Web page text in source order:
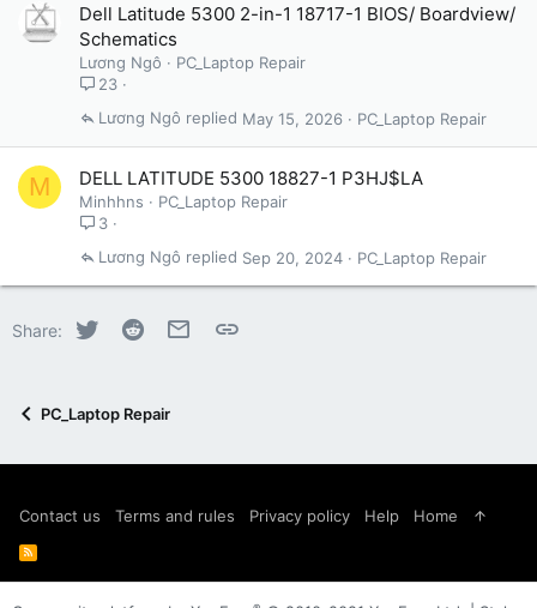
Dell Latitude 5300 2-in-1 18717-1 BIOS/ Boardview/
Schematics
Lương Ngô
PC_Laptop Repair
23
PC_Laptop Repair
May 15, 2026
Lương Ngô
M DELL LATITUDE 5300 18827-1 P3HJ$LA
Minhhns
PC_Laptop Repair
3
PC_Laptop Repair
Sep 20, 2024
Lương Ngô
Share: Twitter Reddit Email
PC_Laptop Repair
Contact us Terms and rules Privacy policy Help Home
R
S